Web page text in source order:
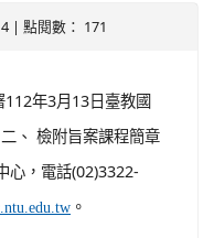
| 點閱數： 171
年3月13日臺教國
、 檢附旨案課程簡章
心，電話(02)3322-
。